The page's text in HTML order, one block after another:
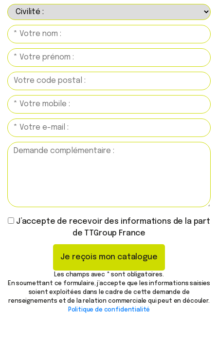
J’accepte de recevoir des informations de la part
de TTGroup France
Je reçois mon catalogue
Les champs avec * sont obligatoires.
En soumettant ce formulaire, j’accepte que les informations saisies
soient exploitées dans le cadre de cette demande de
renseignements et de la relation commerciale qui peut en découler.
Politique de confidentialité